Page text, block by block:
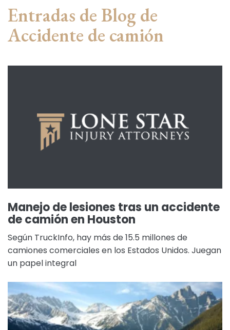
Entradas de Blog de
Accidente de camión
Manejo de lesiones tras un accidente
de camión en Houston
Según TruckInfo, hay más de 15.5 millones de
camiones comerciales en los Estados Unidos. Juegan
un papel integral